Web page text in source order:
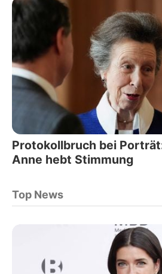
Protokollbruch bei
Anne hebt Stimmung
Top News